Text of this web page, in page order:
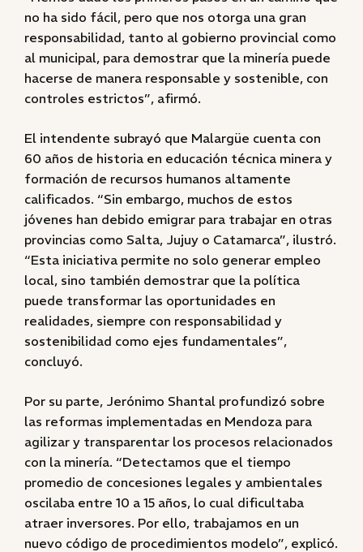
no ha sido fácil, pero que nos otorga una gran
responsabilidad, tanto al gobierno provincial como
al municipal, para demostrar que la minería puede
hacerse de manera responsable y sostenible, con
controles estrictos”, afirmó.
El intendente subrayó que Malargüe cuenta con
60 años de historia en educación técnica minera y
formación de recursos humanos altamente
calificados. “Sin embargo, muchos de estos
jóvenes han debido emigrar para trabajar en otras
provincias como Salta, Jujuy o Catamarca”, ilustró.
“Esta iniciativa permite no solo generar empleo
local, sino también demostrar que la política
puede transformar las oportunidades en
realidades, siempre con responsabilidad y
sostenibilidad como ejes fundamentales”,
concluyó.
Por su parte, Jerónimo Shantal profundizó sobre
las reformas implementadas en Mendoza para
agilizar y transparentar los procesos relacionados
con la minería. “Detectamos que el tiempo
promedio de concesiones legales y ambientales
oscilaba entre 10 a 15 años, lo cual dificultaba
atraer inversores. Por ello, trabajamos en un
nuevo código de procedimientos modelo”, explicó.